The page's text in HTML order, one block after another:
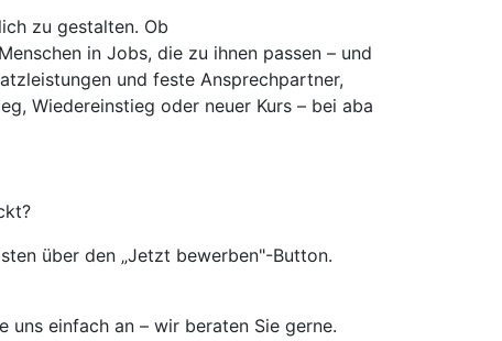
zu gestalten. Ob
in Jobs, die zu ihnen passen – und
und feste Ansprechpartner,
Wiedereinstieg oder neuer Kurs – bei aba
über den „Jetzt bewerben"-Button.
einfach an – wir beraten Sie gerne.